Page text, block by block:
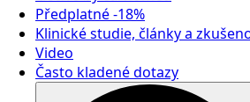
Předplatné -18%
Klinické studie, články a
Video
Často kladené dotazy